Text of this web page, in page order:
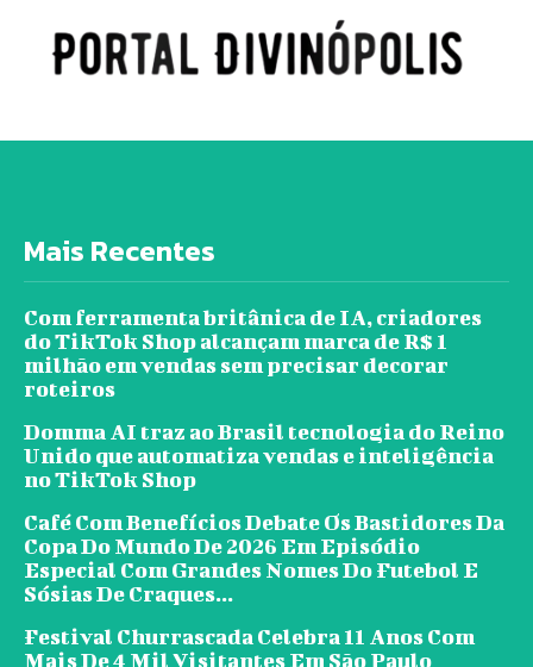
Mais Recentes
Com ferramenta britânica de IA, criadores
do TikTok Shop alcançam marca de R$ 1
milhão em vendas sem precisar decorar
roteiros
Domma AI traz ao Brasil tecnologia do Reino
Unido que automatiza vendas e inteligência
no TikTok Shop
Café Com Benefícios Debate Os Bastidores Da
Copa Do Mundo De 2026 Em Episódio
Especial Com Grandes Nomes Do Futebol E
Sósias De Craques...
Festival Churrascada Celebra 11 Anos Com
Mais De 4 Mil Visitantes Em São Paulo